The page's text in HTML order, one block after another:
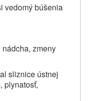
vedomý búšenia
zmeny
sliznice ústnej
plynatosť,